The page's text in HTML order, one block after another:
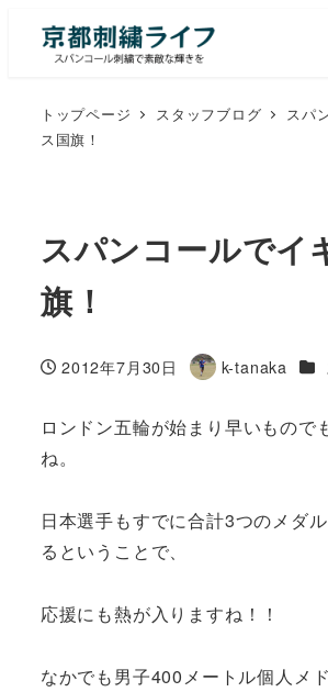
トップページ スタッフブログ
スパ
ス国旗！
スパンコールでイ
旗！
投稿日
2012年7月30日
著
k-tanaka カ
ロンドン五輪が始まり早いもので
ね。
日本選手もすでに合計3つのメダ
るということで、
応援にも熱が入りますね！！
なかでも男子400メートル個人メ